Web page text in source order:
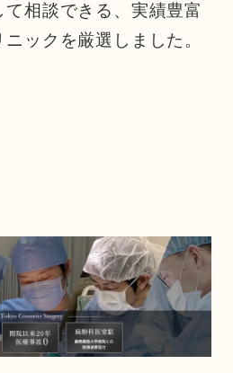
相談できる、実績豊富
ックを厳選しました。